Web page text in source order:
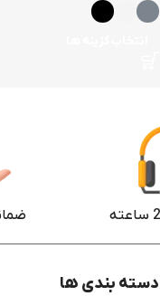
دسته بندی ها